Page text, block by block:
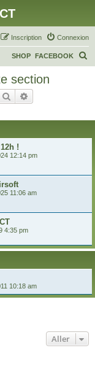
Connexion
Inscription
FACEBOOK
SHOP
section
Rechercher
!
12:14 pm
11:06 am
4:35 pm
10:18 am
Aller